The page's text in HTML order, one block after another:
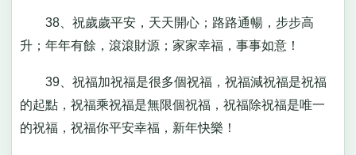
38、祝歲歲平安，天天開心；路路通暢，步步高
升；年年有餘，滾滾財源；家家幸福，事事如意！
39、祝福加祝福是很多個祝福，祝福減祝福是祝福
的起點，祝福乘祝福是無限個祝福，祝福除祝福是唯一
的祝福，祝福你平安幸福，新年快樂！